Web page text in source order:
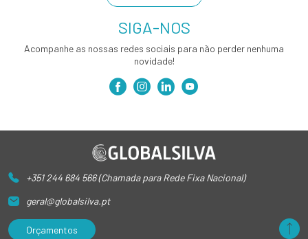
SIGA-NOS
Acompanhe as nossas redes sociais para não perder nenhuma
novidade!
+351 244 684 566 (Chamada para Rede Fixa Nacional)
geral@globalsilva.pt
Orçamentos